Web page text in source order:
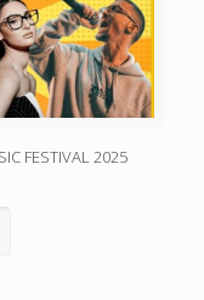
FESTIVAL 2025